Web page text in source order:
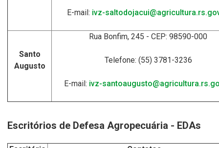
E-mail: ivz-
Santo
Augusto
Rua Bonfim, 245 - CEP: 98590-000
Telefone: (55) 3781-3236
E-mail: ivz-
Escritórios de Defesa Agropecuária - EDAs